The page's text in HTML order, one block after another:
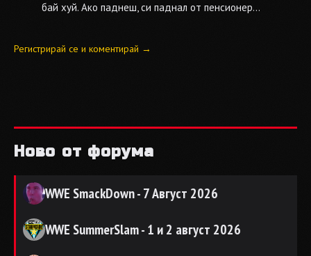
бай хуй. Ако паднеш, си паднал от пенсионер...
Регистрирай се и коментирай →
Ново от форума
WWE SmackDown - 7 Август 2026
WWE SummerSlam - 1 и 2 август 2026